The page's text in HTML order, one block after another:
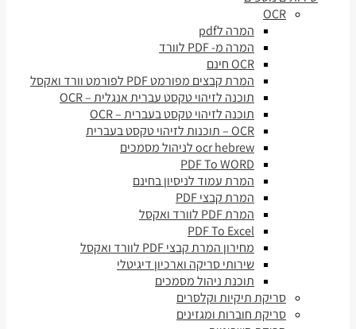
OCR
המרה לpdf
המרה מ- PDF לוורד
OCR חינם
המרת קבצים מפורמט PDF לפורמט וורד ואקסל
תוכנה לזיהוי טקסט עברית אנגלית – OCR
תוכנה לזיהוי טקסט בעברית – OCR
OCR – תוכנות לזיהוי טקסט בעברית
ocr hebrew לניהול מסמכים
PDF To WORD
המרת עמוד לניסיון בחינם
המרת קבצי PDF
המרת PDF לוורד ואקסל
PDF To Excel
מחירון המרת קבצי PDF לוורד ואקסל
שירותי סריקה וארכיון דיגיטלי
תוכנת ניהול מסמכים
סריקת תיקיות וקלסרים
סריקת חוברות ומגזינים